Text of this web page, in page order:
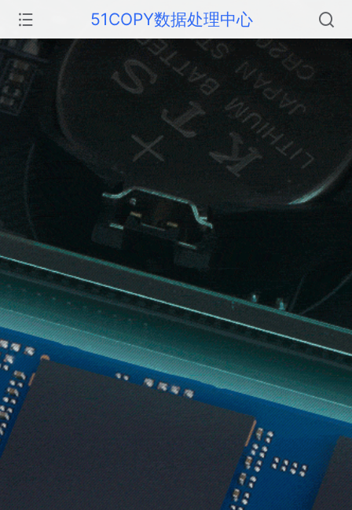
51COPY数据处理中心